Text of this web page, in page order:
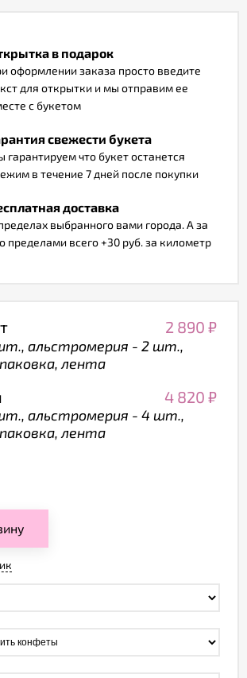
в подарок
оформлении заказа просто введите
для открытки и мы отправим ее
с букетом
свежести букета
гарантируем что букет останется
в течение 7 дней после покупки
доставка
выбранного вами города. А за
пределами всего +30 руб. за километр
2 890 ₽
альстромерия - 2 шт.,
лента
4 820 ₽
альстромерия - 4 шт.,
лента